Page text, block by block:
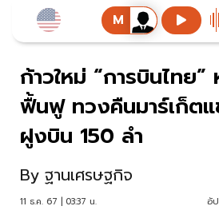
ก้าวใหม่ “การบินไทย
ฟื้นฟู ทวงคืนมาร์เก็ต
ฝูงบิน 150 ลำ
By ฐานเศรษฐกิจ
11 ธ.ค. 67 | 03:37 น. อั